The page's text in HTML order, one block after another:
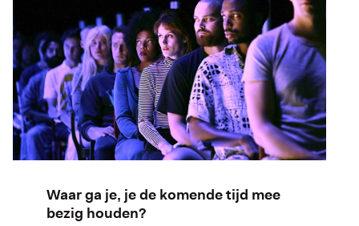
Waar ga je, je de komende tijd mee
bezig houden?